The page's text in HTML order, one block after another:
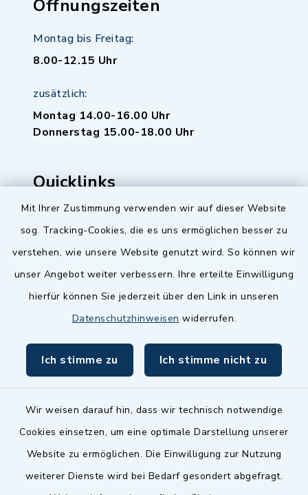
Mit Ihrer Zustimmung verwenden wir auf dieser Website
sog. Tracking-Cookies, die es uns ermöglichen besser zu
verstehen, wie unsere Website genutzt wird. So können wir
unser Angebot weiter verbessern. Ihre erteilte Einwilligung
hierfür können Sie jederzeit über den Link in unseren
Datenschutzhinweisen widerrufen.
Ich stimme zu Ich stimme nicht zu
Wir weisen darauf hin, dass wir technisch notwendige
Cookies einsetzen, um eine optimale Darstellung unserer
Website zu ermöglichen. Die Einwilligung zur Nutzung
weiterer Dienste wird bei Bedarf gesondert abgefragt.
Öffnungszeiten
Montag bis Freitag:
8.00-12.15 Uhr
zusätzlich:
Montag 14.00-16.00 Uhr
Donnerstag 15.00-18.00 Uhr
Quicklinks
Baupilot
Serviceportal Baden-Württemberg
Website in Leichter Sprache